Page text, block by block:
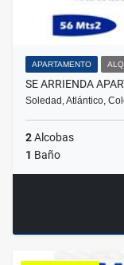
APARTAMENTO
SE ARRIENDA
Soledad, Atlántico,
2Alcobas
1 Baño